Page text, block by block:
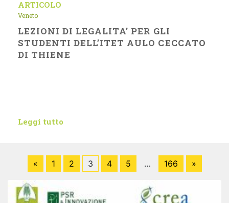
ARTICOLO
Veneto
LEZIONI DI LEGALITA’ PER GLI
STUDENTI DELL’ITET AULO CECCATO
DI THIENE
Leggi tutto
« 1 2 3 4 5 … 166 »